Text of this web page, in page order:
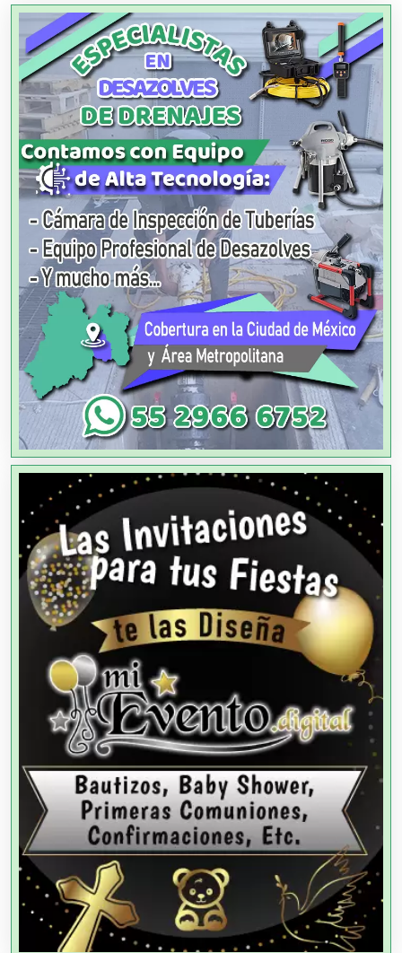
Agencias Aduanales
Agencias de Autos
Agencias de Cobranza
Agencias de Colocación
Agencias de Modelos
Agencias de Publicidad
Agencias de Viajes
Agricultores
Agricultura y Ganadería
Agua Purificada
Aire Acondicionado
Alarmas
Albercas
Alimentos